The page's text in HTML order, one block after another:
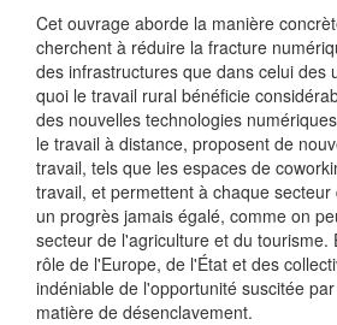
Cet ouvrage aborde la manière
cherchent à réduire la fracture
des infrastructures que dans celui des
quoi le travail rural bénéficie
des nouvelles technologies
le travail à distance, proposent de
travail, tels que les espaces de
travail, et permettent à chaque
un progrès jamais égalé, comme on
secteur de l'agriculture et du tourisme.
rôle de l'Europe, de l'État et des
indéniable de l'opportunité suscitée
matière de désenclavement.